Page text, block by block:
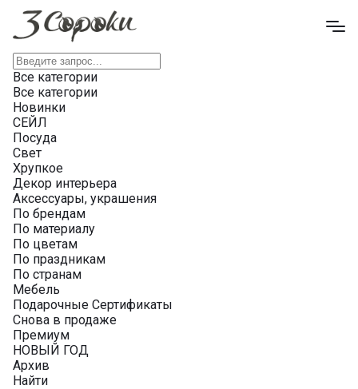
Все категории
Все категории
Новинки
СЕЙЛ
Посуда
Свет
Хрупкое
Декор интерьера
Аксессуары, украшения
По брендам
По материалу
По цветам
По праздникам
По странам
Мебель
Подарочные Сертификаты
Снова в продаже
Премиум
НОВЫЙ ГОД
Архив
Найти